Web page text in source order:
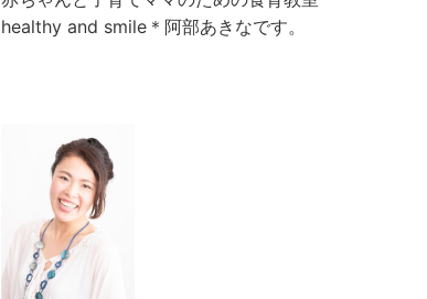
healthy and smile＊阿部あきなです。